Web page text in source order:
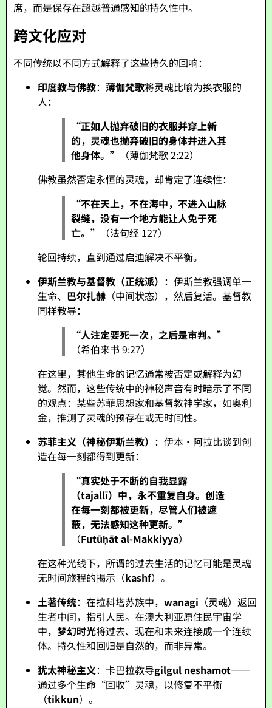
席，而是保存在超越普通感知的持久性中。
跨文化应对
不同传统以不同方式解释了这些持久的回响：
印度教与佛教：薄伽梵歌将灵魂比喻为换衣服的
人：
“正如人抛弃破旧的衣服并穿上新
的，灵魂也抛弃破旧的身体并进入其
他身体。”
（薄伽梵歌 2:22）
佛教虽然否定永恒的灵魂，却肯定了连续性：
“不在天上，不在海中，不进入山脉
裂缝，没有一个地方能让人免于死
亡。”
（法句经 127）
轮回持续，直到通过启迪解决不平衡。
伊斯兰教与基督教（正统派） ：伊斯兰教强调单一
生命、 巴尔扎赫 （中间状态），然后复活。基督教
同样教导：
“人注定要死一次，之后是审判。”
（希伯来书 9:27）
在这里，其他生命的记忆通常被否定或解释为幻
觉。然而，这些传统中的神秘声音有时暗示了不同
的观点：某些苏菲思想家和基督教神学家，如奥利
金，推测了灵魂的预存在或无时间性。
苏菲主义（神秘伊斯兰教） ：伊本·阿拉比谈到创
造在每一刻都得到更新：
“真实处于不断的自我显露
（tajallī）中，永不重复自身。创造
在每一刻都被更新，尽管人们被遮
蔽，无法感知这种更新。”
（Futūḥāt al-Makkiyya）
在这种光线下，所谓的过去生活的记忆可能是灵魂
无时间旅程的揭示（kashf）。
土著传统：在拉科塔苏族中，wanagi （灵魂）返回
生者中间，指引人民。在澳大利亚原住民宇宙学
中，梦幻时光将过去、现在和未来连接成一个连续
体。持久性和回归是自然的，而非异常。
犹太神秘主义：卡巴拉教导gilgul neshamot——
通过多个生命“回收”灵魂，以修复不平衡
（tikkun）。